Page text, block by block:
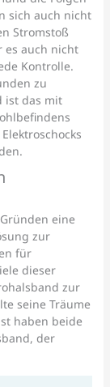
sich auch nicht
Stromstoß
es auch nicht
Kontrolle.
zu
ist das mit
eine
zur
für
dieser
zur
seine Träume
haben beide
der